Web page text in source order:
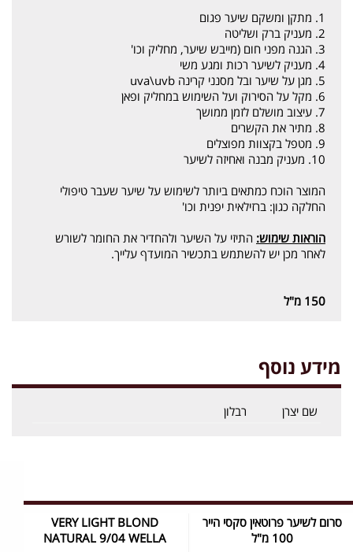
1. מתקן ומשקם שיער פגום
2. מעניק ברק ושליטה
3. הגנה מפני חום (מייבש שיער, מחליק וכו'
4. מעניק לשיער רכות ומגע משי
5. מגן על שיער ובל מסנני קרינה uva\uvb
6. מקל על הסירוק ועל השימוש במחליק ופאן
7. עיצוב מושלם לזמן ממושך
8. מתיר את הקשרים
9. מטפל בקצוות מפוצלים
10. מעניק מבנה ואחיזה לשיער
המוצר הוכח כמתאים ביותר לשימוש על שיער שעבר טיפולי
החלקה כגון: ברזילאית יפנית וכו'
הוראות שימוש: התיזי על השיער ולהחדיר את החומר לשורש
לאחר מכן יש להשתמש בתכשיר המועדף עלייך.
150 מ"ל
מידע נוסף
שם יצרן רבלון
סרום לשיער פרוטאין סקסי הייר
100 מ"ל
VERY LIGHT BLOND
NATURAL 9/04 WELLA